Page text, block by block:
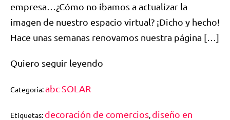
empresa…¿Cómo no íbamos a actualizar la
imagen de nuestro espacio virtual? ¡Dicho y hecho!
Hace unas semanas renovamos nuestra página […]
Quiero seguir leyendo
Categoría:abc SOLAR
Etiquetas: decoración de comercios, diseño en